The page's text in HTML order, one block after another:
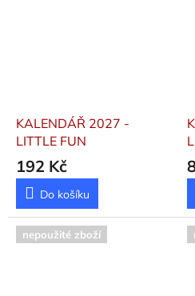
KALENDÁŘ 2027 -
LITTLE FUN
192 Kč
Do košíku
nepoužité zboží